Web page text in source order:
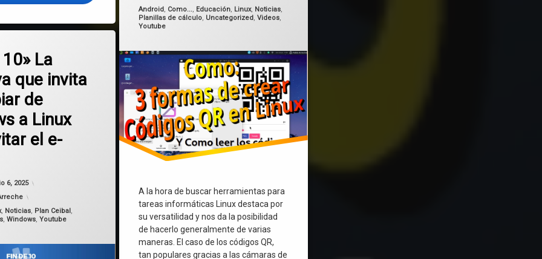
Categorías:
Android, Como..., Educación, Linux, Noticias,
Planillas de cálculo, Uncategorized,Videos,
Youtube
A la hora de buscar herramientas para
tareas informáticas Linux destaca por
su versatilidad y nos da la posibilidad
de hacerlo generalmente de varias
maneras. El caso de los códigos QR,
tan populares gracias a las cámaras de
La
que invita
de
a Linux
el e-
6, 2025
, Noticias, Plan Ceibal,
,Windows,Youtube